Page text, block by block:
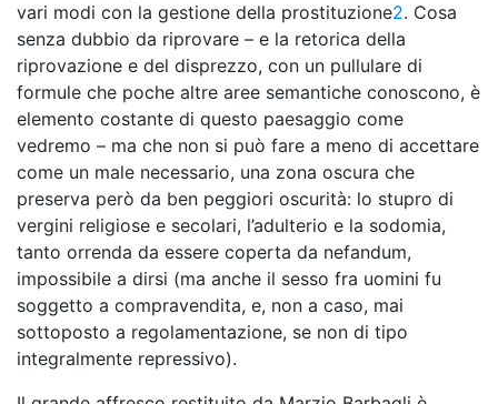
vari modi con la gestione della prostituzione2. Cosa
senza dubbio da riprovare – e la retorica della
riprovazione e del disprezzo, con un pullulare di
formule che poche altre aree semantiche conoscono, è
elemento costante di questo paesaggio come
vedremo – ma che non si può fare a meno di accettare
come un male necessario, una zona oscura che
preserva però da ben peggiori oscurità: lo stupro di
vergini religiose e secolari, l’adulterio e la sodomia,
tanto orrenda da essere coperta da nefandum,
impossibile a dirsi (ma anche il sesso fra uomini fu
soggetto a compravendita, e, non a caso, mai
sottoposto a regolamentazione, se non di tipo
integralmente repressivo).